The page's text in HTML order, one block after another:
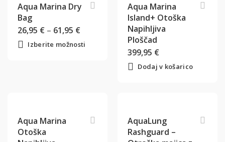
Aqua Marina Dry
Bag
26,95 € – 61,95 €
Izberite možnosti
Aqua Marina
Island+ Otoška
Napihljiva
Ploščad
399,95 €
Dodaj v košarico
Aqua Marina
Otoška
AquaLung
Rashguard –